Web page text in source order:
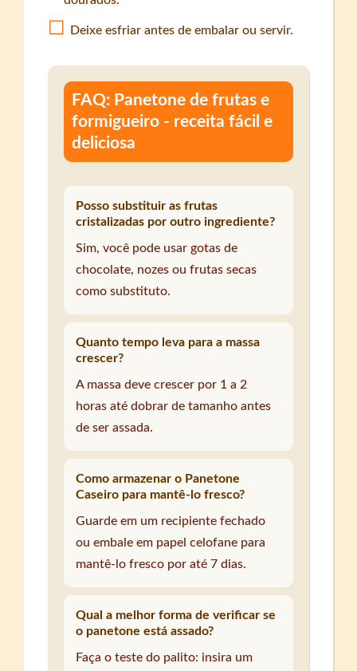
Deixe esfriar antes de embalar ou servir.
FAQ: Panetone de frutas e
formigueiro - receita fácil e
deliciosa
Posso substituir as frutas
cristalizadas por outro ingrediente?
Sim, você pode usar gotas de
chocolate, nozes ou frutas secas
como substituto.
Quanto tempo leva para a massa
crescer?
A massa deve crescer por 1 a 2
horas até dobrar de tamanho antes
de ser assada.
Como armazenar o Panetone
Caseiro para mantê-lo fresco?
Guarde em um recipiente fechado
ou embale em papel celofane para
mantê-lo fresco por até 7 dias.
Qual a melhor forma de verificar se
o panetone está assado?
Faça o teste do palito: insira um